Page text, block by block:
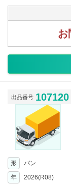
お
出品番号 107120
形 バン
年
2026(R08)